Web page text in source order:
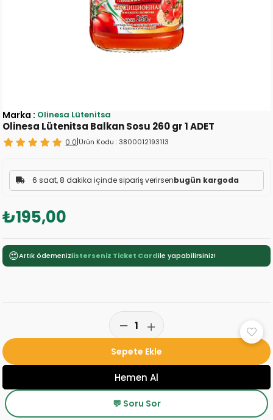
Olinesa Lütenitsa Balkan Sosu 260 gr 1 ADET
0.0|Ürün Kodu :3800012193113
6 saat, 8 dakika içinde sipariş verirsenbugün kargoda
₺195,00
Marka : Olinesa Lütenitsa
😍Artık ödemeniziisterseniz Ticket Cardile yapabilirsiniz!
💬 Soru Sor